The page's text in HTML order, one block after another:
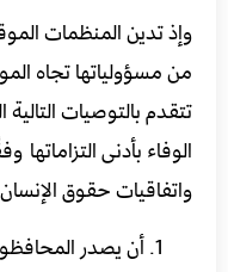
وإذ تدين المنظمات
من مسؤولياتها تجاه
تتقدم بالتوصيات
الوفاء بأدنى
واتفاقيات حقوق
أن يصدر